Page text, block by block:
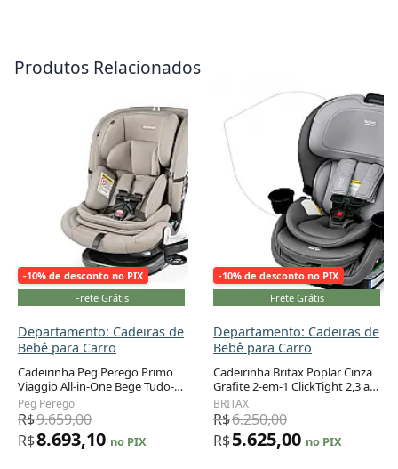
Produtos Relacionados
-10% de desconto no PIX
Frete Grátis
Departamento: Cadeiras de
Bebê para Carro
Cadeirinha Peg Perego Primo
Viaggio All-in-One Bege Tudo-
em-Um Recém-nascido a 54 kg
Peg Perego
R$9.659,00
R$8.693,10 no PIX
-10% de desconto no PIX
Frete Grátis
Departamento: Cadeiras de
Bebê para Carro
Cadeirinha Britax Poplar Cinza
Grafite 2-em-1 ClickTight 2,3 a
29,5 kg
BRITAX
R$6.250,00
R$5.625,00 no PIX
Adicionar ao carrinho Adicionar ao carrinho